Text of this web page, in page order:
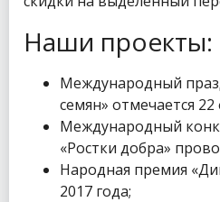
Наши проекты:
Международный
семян» отмечается 22
Международный
«Ростки добра»
Народная премия
2017 года;